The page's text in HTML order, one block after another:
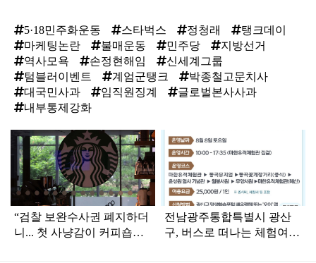
5·18민주화운동 스타벅스 정청래
탱크데이
마케팅논란
불매운동 민주당
지방선거
역사모욕
손정현해임
신세계그룹
텀블러이벤트
계엄군탱크
박종철고문치사
대국민사과
임직원징계
글로벌본사사과
내부통제강화
탑
라
인
“검찰 보완수사권 폐지하더
니... 첫 사냥감이 커피숍인
전남광주통합특별시 광산
구, 버스로 떠나는 체험여